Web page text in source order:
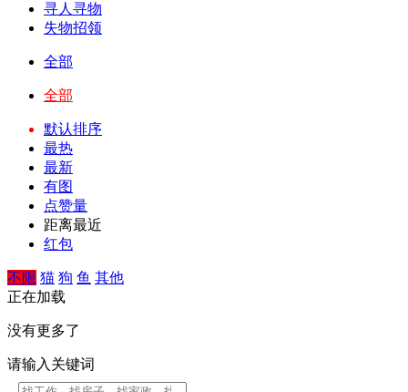
寻人寻物
失物招领
全部
全部
默认排序
最热
最新
有图
点赞量
距离最近
红包
不限 猫 狗 鱼 其他
正在加载
没有更多了
请输入关键词